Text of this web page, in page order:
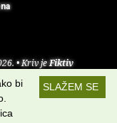
• Kriv jeFiktiv
•RSS kanaliSLAŽEM SE
bi